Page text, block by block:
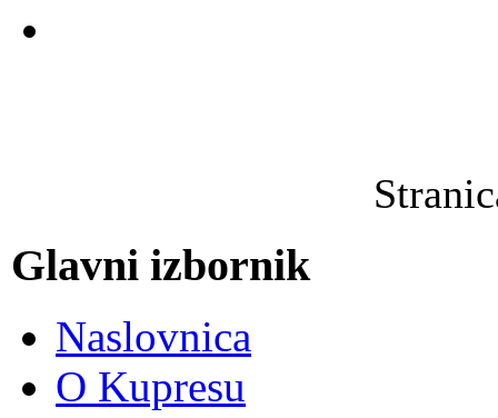
Glavni izbornik
Naslovnica
O Kupresu